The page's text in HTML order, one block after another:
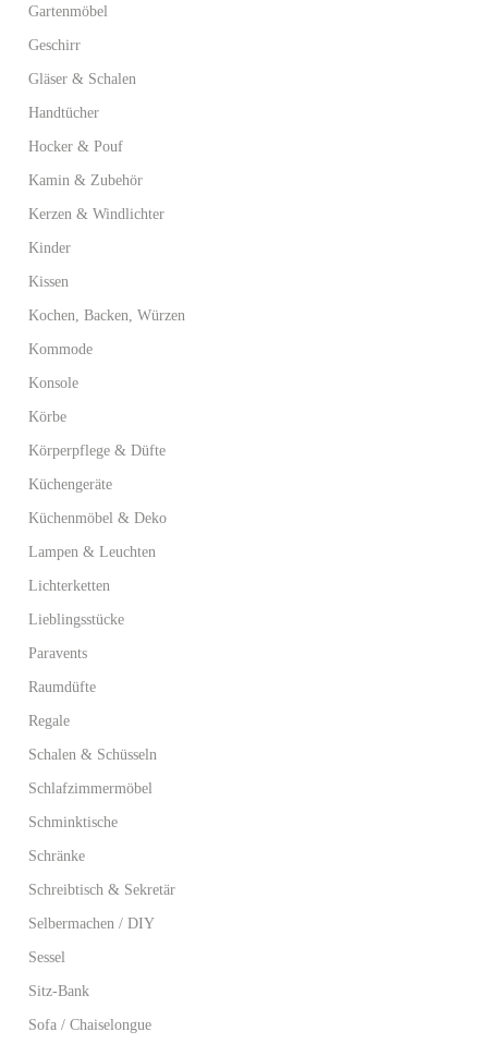
Gartenmöbel
Geschirr
Gläser & Schalen
Handtücher
Hocker & Pouf
Kamin & Zubehör
Kerzen & Windlichter
Kinder
Kissen
Kochen, Backen, Würzen
Kommode
Konsole
Körbe
Körperpflege & Düfte
Küchengeräte
Küchenmöbel & Deko
Lampen & Leuchten
Lichterketten
Lieblingsstücke
Paravents
Raumdüfte
Regale
Schalen & Schüsseln
Schlafzimmermöbel
Schminktische
Schränke
Schreibtisch & Sekretär
Selbermachen / DIY
Sessel
Sitz-Bank
Sofa / Chaiselongue